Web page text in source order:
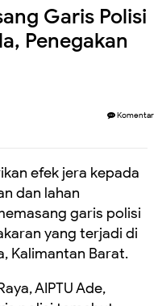
Garis Polisi
Penegakan
Komentar
efek jera kepada
dan lahan
garis polisi
yang terjadi di
Kalimantan Barat.
AIPTU Ade,